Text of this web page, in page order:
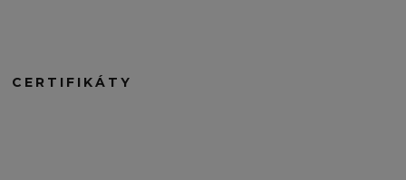
CERTIFIKÁTY